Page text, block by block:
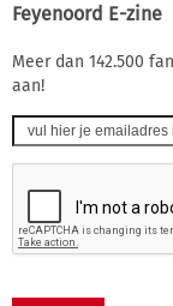
Feyenoord E-zine
Meer dan 142.500
aan!